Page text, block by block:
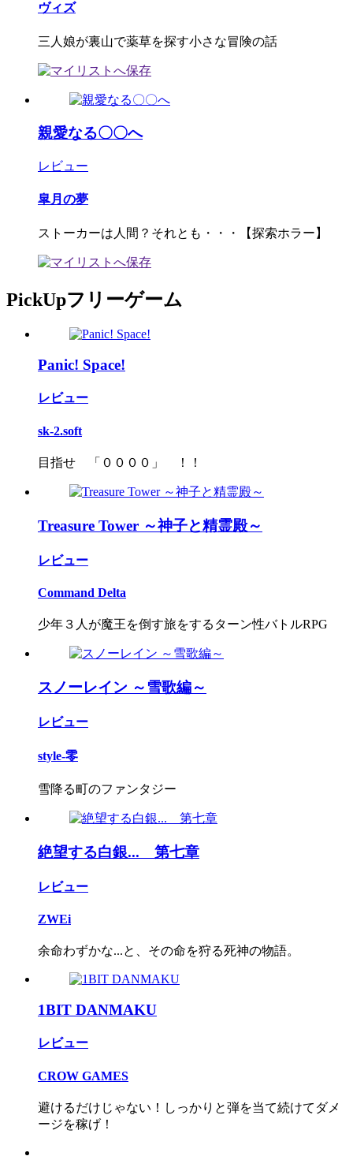
ヴィズ
三人娘が裏山で薬草を探す小さな冒険の話
親愛なる〇〇へ
レビュー
皐月の夢
ストーカーは人間？それとも・・・【探索ホラー】
PickUpフリーゲーム
Panic! Space!
レビュー
sk-2.soft
目指せ 「００００」 ！！
Treasure Tower ～神子と精霊殿～
レビュー
Command Delta
少年３人が魔王を倒す旅をするターン性バトルRPG
スノーレイン ～雪歌編～
レビュー
style-零
雪降る町のファンタジー
絶望する白銀... 第七章
レビュー
ZWEi
余命わずかな...と、その命を狩る死神の物語。
1BIT DANMAKU
レビュー
CROW GAMES
避けるだけじゃない！しっかりと弾を当て続けてダメ
ージを稼げ！